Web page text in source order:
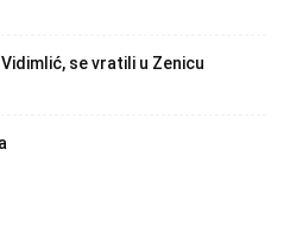
se vratili u Zenicu